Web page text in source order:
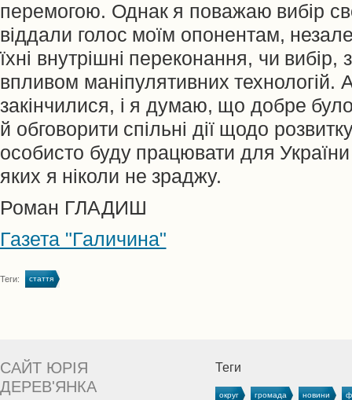
перемогою. Однак я поважаю вибір
віддали голос моїм опонентам,
їхні внутрішні переконання, чи вибір,
впливом маніпулятивних технологій.
закінчилися, і я думаю, що добре
й обговорити спільні дії щодо
особисто буду працювати для України
яких я ніколи не зраджу.
Роман ГЛАДИШ
Газета "Галичина"
Теги: стаття
САЙТ ЮРІЯ
ДЕРЕВ'ЯНКА
Теги
округ громада новини